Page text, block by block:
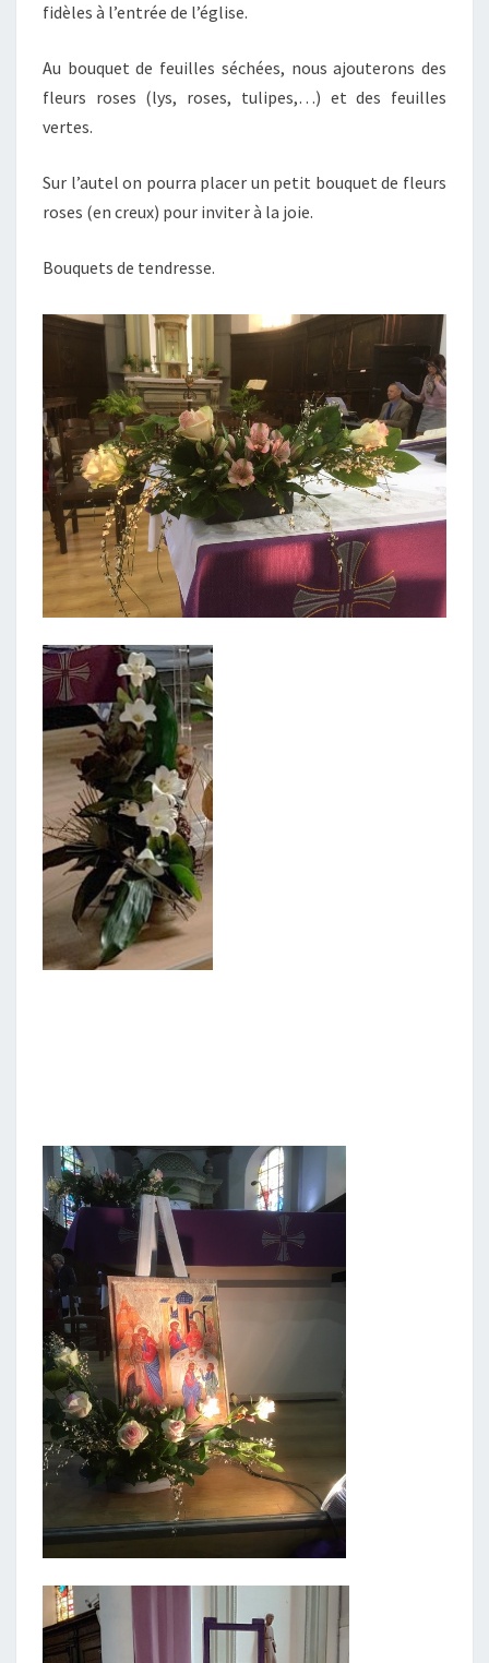
fidèles à l’entrée de l’église.
Au bouquet de feuilles séchées, nous ajouterons des
fleurs roses (lys, roses, tulipes,…) et des feuilles
vertes.
Sur l’autel on pourra placer un petit bouquet de fleurs
roses (en creux) pour inviter à la joie.
Bouquets de tendresse.